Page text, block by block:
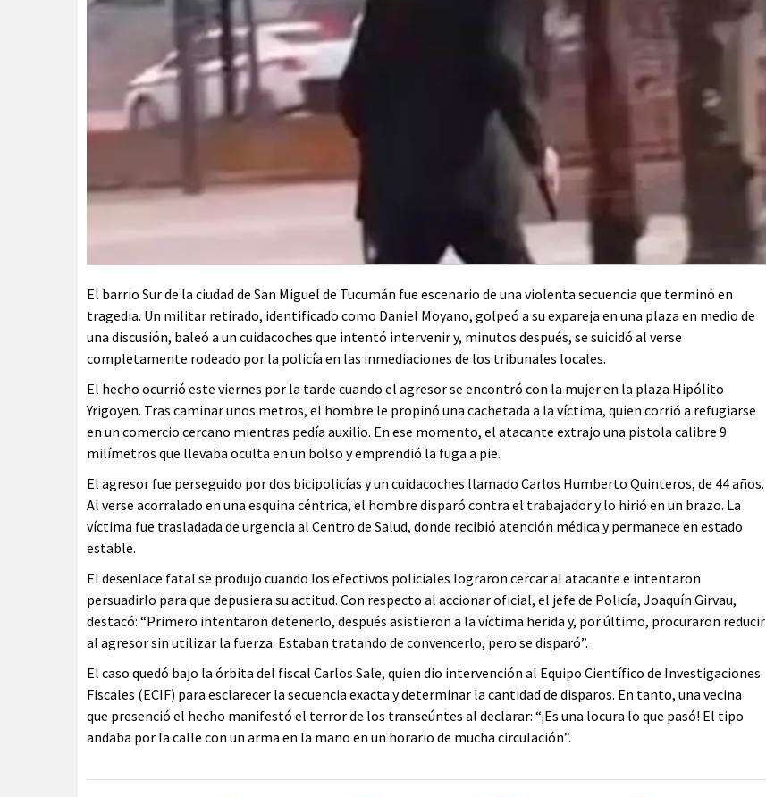
El barrio Sur de la ciudad de San Miguel de Tucumán fue escenario de una violenta secuencia que terminó en
tragedia. Un militar retirado, identificado como Daniel Moyano, golpeó a su expareja en una plaza en medio de
una discusión, baleó a un cuidacoches que intentó intervenir y, minutos después, se suicidó al verse
completamente rodeado por la policía en las inmediaciones de los tribunales locales.
El hecho ocurrió este viernes por la tarde cuando el agresor se encontró con la mujer en la plaza Hipólito
Yrigoyen. Tras caminar unos metros, el hombre le propinó una cachetada a la víctima, quien corrió a refugiarse
en un comercio cercano mientras pedía auxilio. En ese momento, el atacante extrajo una pistola calibre 9
milímetros que llevaba oculta en un bolso y emprendió la fuga a pie.
El agresor fue perseguido por dos bicipolicías y un cuidacoches llamado Carlos Humberto Quinteros, de 44 años.
Al verse acorralado en una esquina céntrica, el hombre disparó contra el trabajador y lo hirió en un brazo. La
víctima fue trasladada de urgencia al Centro de Salud, donde recibió atención médica y permanece en estado
estable.
El desenlace fatal se produjo cuando los efectivos policiales lograron cercar al atacante e intentaron
persuadirlo para que depusiera su actitud. Con respecto al accionar oficial, el jefe de Policía, Joaquín Girvau,
destacó: “Primero intentaron detenerlo, después asistieron a la víctima herida y, por último, procuraron reducir
al agresor sin utilizar la fuerza. Estaban tratando de convencerlo, pero se disparó”.
El caso quedó bajo la órbita del fiscal Carlos Sale, quien dio intervención al Equipo Científico de Investigaciones
Fiscales (ECIF) para esclarecer la secuencia exacta y determinar la cantidad de disparos. En tanto, una vecina
que presenció el hecho manifestó el terror de los transeúntes al declarar: “¡Es una locura lo que pasó! El tipo
andaba por la calle con un arma en la mano en un horario de mucha circulación”.